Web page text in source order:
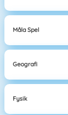
Måla Spel
Geografi
Fysik